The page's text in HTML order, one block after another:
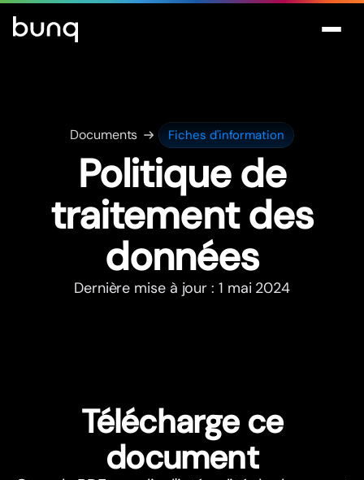
Documents Fiches d'information
Politique de
traitement des
données
Dernière mise à jour : 1 mai 2024
Télécharge ce
document